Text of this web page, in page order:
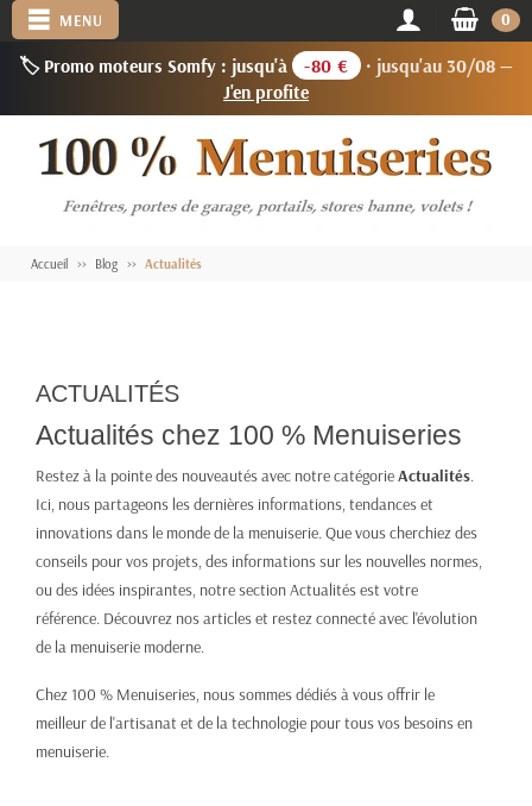
🏷️ Promo moteurs Somfy : jusqu'à -80 €
· jusqu'au 30/08 —
J'en profite
MENU 0
Accueil Blog Actualités
ACTUALITÉS
Actualités chez 100 % Menuiseries
Restez à la pointe des nouveautés avec notre catégorieActualités.
Ici, nous partageons les dernières informations, tendances et
innovations dans le monde de la menuiserie. Que vous cherchiez des
conseils pour vos projets, des informations sur les nouvelles normes,
ou des idées inspirantes, notre section Actualités est votre
référence. Découvrez nos articles et restez connecté avec l'évolution
de la menuiserie moderne.
Chez 100 % Menuiseries, nous sommes dédiés à vous offrir le
meilleur de l'artisanat et de la technologie pour tous vos besoins en
menuiserie.